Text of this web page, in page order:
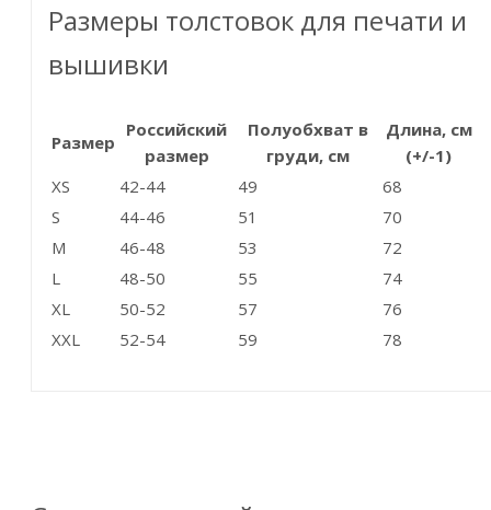
Размеры толстовок для печати и
вышивки
Размер
Российский
размер
Полуобхват в
груди, см
Длина, см
(+/-1)
XS
42-44 49
68
S
44-46 51
70
M
46-48 53
72
L
48-50 55
74
XL
50-52 57
76
XXL
52-54 59 78